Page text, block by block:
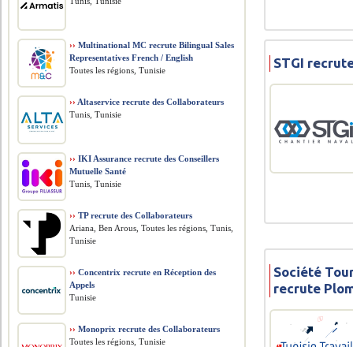
STGI
Société
recrute
›› Multinational MC recrute Bilingual Sales
Representatives French / English
Toutes les régions, Tunisie
›› Altaservice recrute des Collaborateurs
Tunis, Tunisie
›› IKI Assurance recrute des Conseillers
Mutuelle Santé
Tunis, Tunisie
›› TP recrute des Collaborateurs
Ariana, Ben Arous, Toutes les régions, Tunis,
Tunisie
›› Concentrix recrute en Réception des
Appels
Tunisie
›› Monoprix recrute des Collaborateurs
Toutes les régions, Tunisie